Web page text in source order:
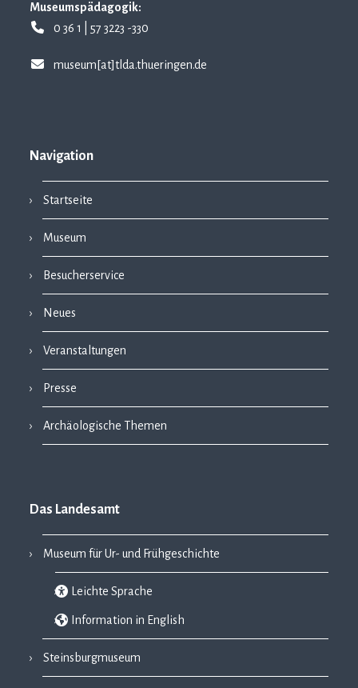
Museumspädagogik:
0 36 1 | 57 3223 -330
museum[at]tlda.thueringen.de
Navigation
Startseite
Museum
Besucherservice
Neues
Veranstaltungen
Presse
Archäologische Themen
Das Landesamt
Museum für Ur- und Frühgeschichte
Leichte Sprache
Information in English
Steinsburgmuseum